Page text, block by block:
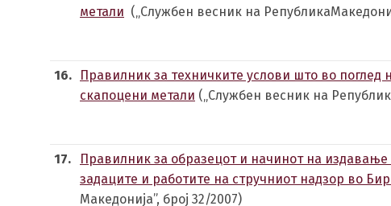
метали („Службен весник на
16.
Правилник за техничките услови што во поглед
скапоцени метали („Службен весник на
17.
Правилник за образецот и начинот на
задаците и работите на стручниот надзор во
Македонија”, број 32/2007)